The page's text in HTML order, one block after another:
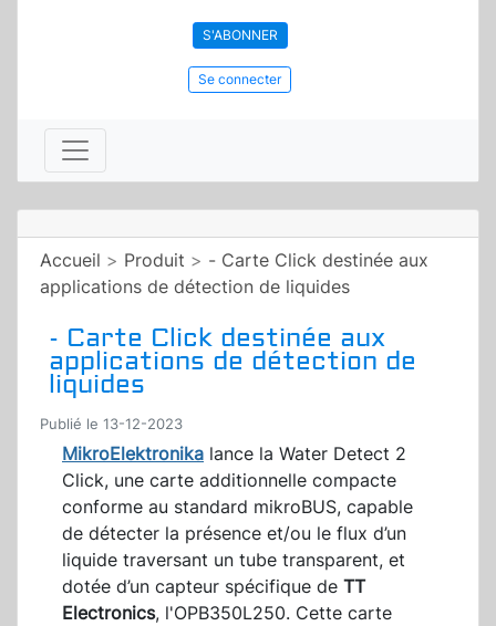
S'ABONNER
Se connecter
Accueil > Produit > - Carte Click destinée aux
applications de détection de liquides
- Carte Click destinée aux
applications de détection de
liquides
Publié le 13-12-2023
MikroElektronika lance la Water Detect 2
Click, une carte additionnelle compacte
conforme au standard mikroBUS, capable
de détecter la présence et/ou le flux d’un
liquide traversant un tube transparent, et
dotée d’un capteur spécifique de TT
Electronics, l'OPB350L250. Cette carte